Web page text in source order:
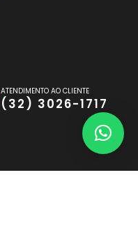
ATENDIMENTO AO CLIENTE
(32) 3026-1717